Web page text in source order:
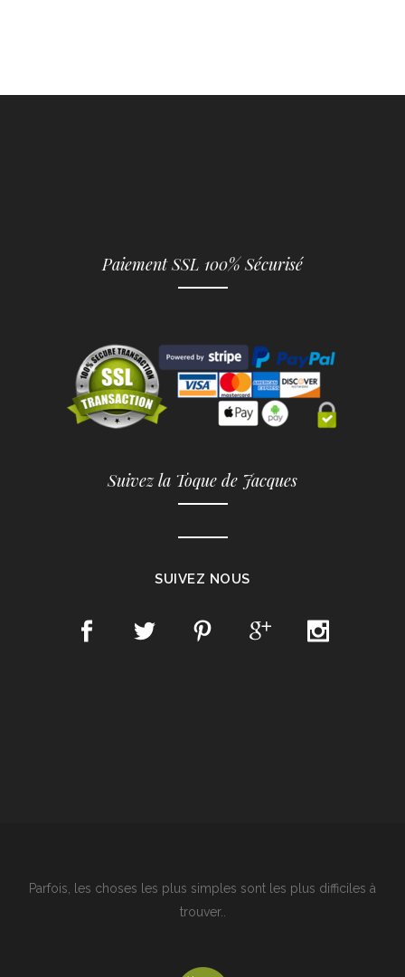
Paiement SSL 100% Sécurisé
Suivez la Toque de Jacques
SUIVEZ NOUS
Parfois, les choses les plus simples sont les plus difficiles à
trouver..